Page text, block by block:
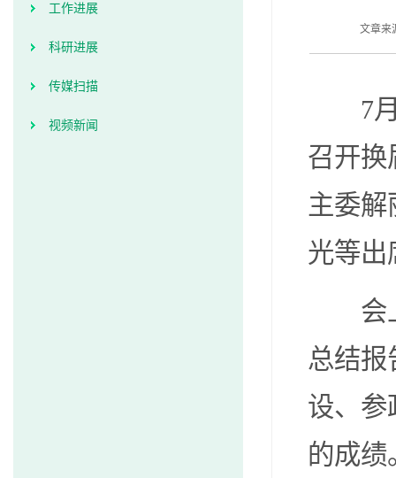
工作进展
科研进展
传媒扫描
视频新闻
文章来
7
召开换
主委解
光等出
会
总结报
设、参
的成绩